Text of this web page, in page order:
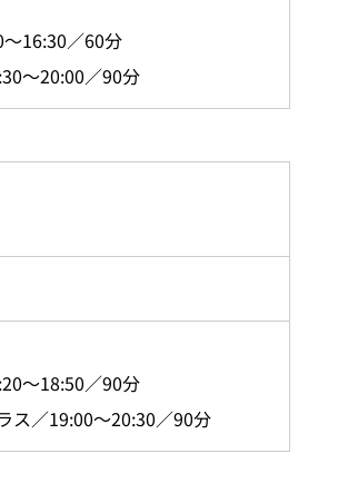
16:30／60分
～20:00／90分
～18:50／90分
ス／19:00～20:30／90分